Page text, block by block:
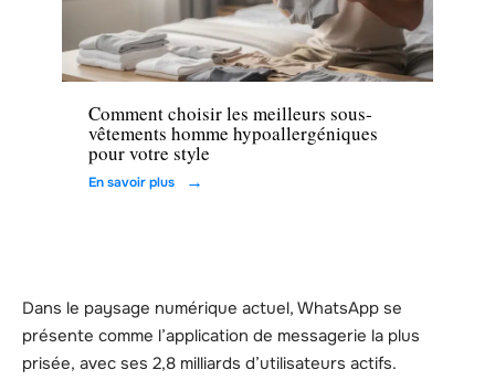
Mode
Comment choisir les meilleurs sous-
vêtements homme hypoallergéniques
pour votre style
En savoir plus
Dans le paysage numérique actuel, WhatsApp se
présente comme l’application de messagerie la plus
prisée, avec ses 2,8 milliards d’utilisateurs actifs.